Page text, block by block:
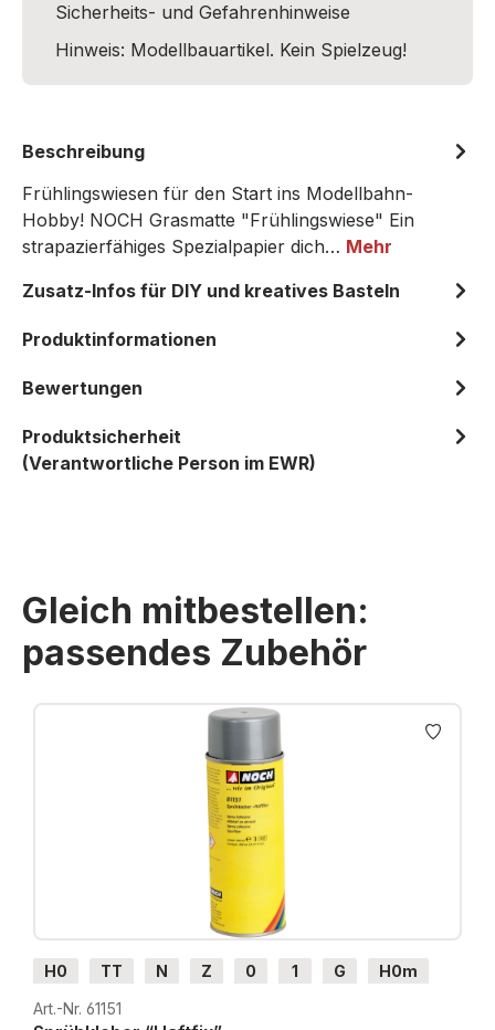
Sicherheits- und Gefahrenhinweise
Hinweis: Modellbauartikel. Kein Spielzeug!
Beschreibung
Frühlingswiesen für den Start ins Modellbahn-
Hobby! NOCH Grasmatte "Frühlingswiese" Ein
strapazierfähiges Spezialpapier dich… Mehr
Zusatz-Infos für DIY und kreatives Basteln
Produktinformationen
Bewertungen
Produktsicherheit
(Verantwortliche Person im EWR)
Gleich mitbestellen:
passendes Zubehör
Produktgalerie überspringen
H0 TT N Z 0 1 G
H0m
H0e
Art.-Nr. 61151